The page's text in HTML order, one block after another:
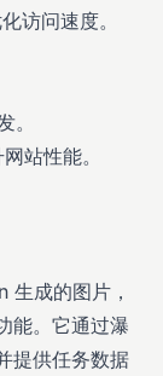
访问速度。
站性能。
成的图片，
能。它通过瀑
提供任务数据